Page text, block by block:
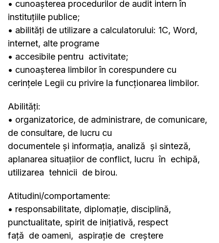
• cunoașterea procedurilor de audit intern în
instituțiile publice;
• abilităţi de utilizare a calculatorului: 1C, Word,
internet, alte programe
• accesibile pentru activitate;
• cunoaşterea limbilor în corespundere cu
cerinţele Legii cu privire la funcționarea limbilor.
Abilităţi:
• organizatorice, de administrare, de comunicare,
de consultare, de lucru cu
documentele şi informația, analiză şi sinteză,
aplanarea situaţiior de conflict, lucru în echipă,
utilizarea tehnicii de birou.
Atitudini/comportamente:
• responsabilitate, diplomație, disciplină,
punctualitate, spirit de inițiativă, respect
faţă de oameni, aspirație de creştere